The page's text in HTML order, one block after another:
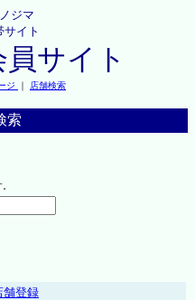
ジマ
サイト
サイト
ジ ｜ 店舗検索
索
舗登録